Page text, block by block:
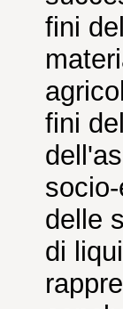
fini
fini
delle
di